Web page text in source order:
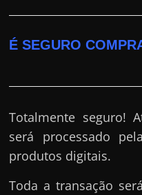
É SEGURO
Totalmente seguro!
será processado
produtos digitais.
Toda a transação